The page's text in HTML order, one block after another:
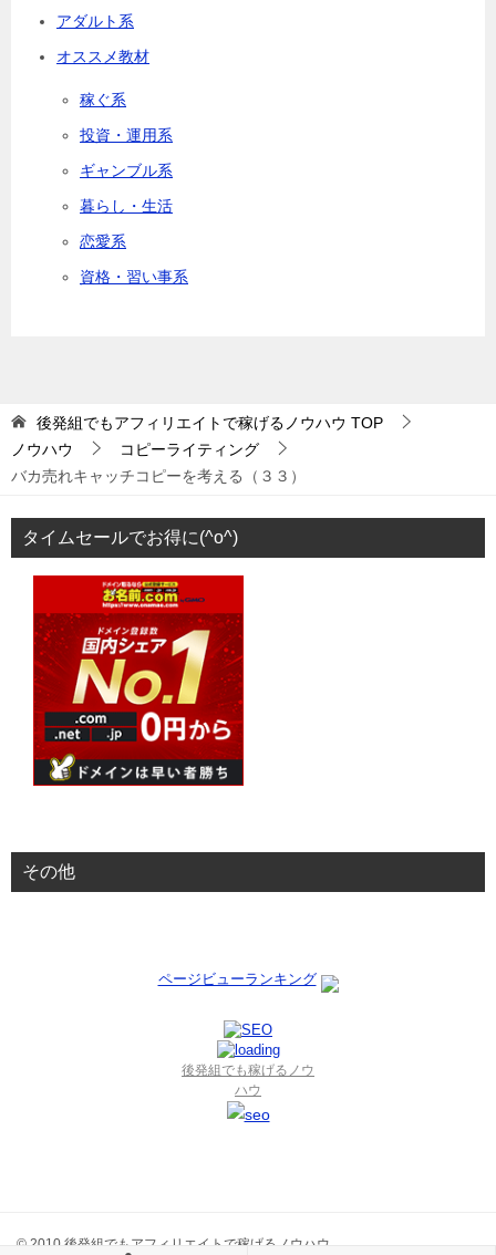
アダルト系
オススメ教材
稼ぐ系
投資・運用系
ギャンブル系
暮らし・生活
恋愛系
資格・習い事系
後発組でもアフィリエイトで稼げるノウハウ TOP
ノウハウ
コピーライティング
バカ売れキャッチコピーを考える（３３）
タイムセールでお得に(^o^)
その他
ページビューランキング
後発組でも稼げるノウ
ハウ
© 2010 後発組でもアフィリエイトで稼げるノウハウ